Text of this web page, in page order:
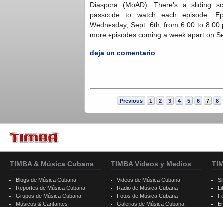
Diaspora (MoAD). There's a sliding
passcode to watch each episode.
Wednesday, Sept. 6th, from 6:00 to
more episodes coming a week apart on
deja un comentario
Previous 1 2 3 4 5 6 7 8
TIMBA & Música Cubana
Blogs de Música Cubana
Reportes de Música Cubana
Grupos de Música Cubana
Músicos & Cantantes
TIMBA Videos y Medios
Videos de Música Cubana
Radio de Música Cubana
Fotos de Música Cubana
Galerias de Música Cubana